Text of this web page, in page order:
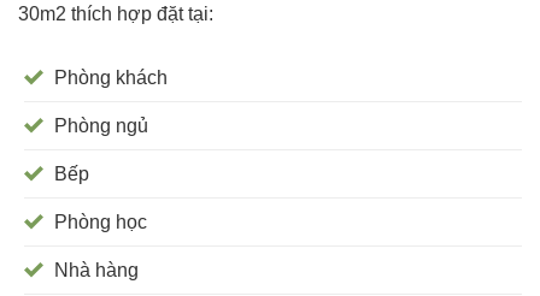
30m2 thích hợp đặt tại:
Phòng khách
Phòng ngủ
Bếp
Phòng học
Nhà hàng